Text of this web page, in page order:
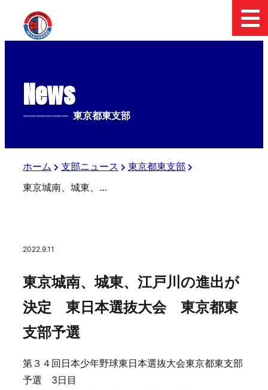
News
-------------- 東京都東支部
ホーム 支部ニュース
東京都東支部
東京城南、城東、江戸川の進出が決定 東日本選抜大会 東京都東支部予選
2022.9.11
東京城南、城東、江戸川の進出が
決定 東日本選抜大会 東京都東
支部予選
第３４回日本少年野球東日本選抜大会東京都東支部
予選 3日目